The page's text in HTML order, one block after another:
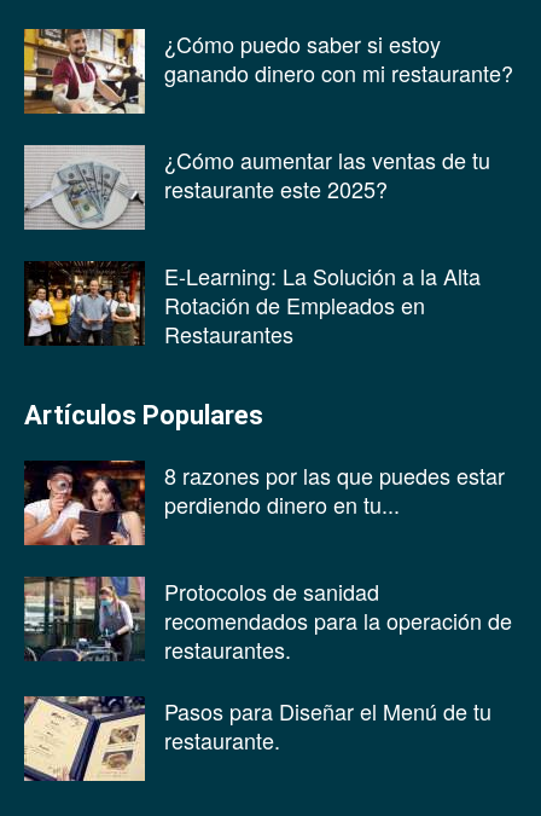
¿Cómo puedo saber si estoy
ganando dinero con mi restaurante?
¿Cómo aumentar las ventas de tu
restaurante este 2025?
E-Learning: La Solución a la Alta
Rotación de Empleados en
Restaurantes
Artículos Populares
8 razones por las que puedes estar
perdiendo dinero en tu...
Protocolos de sanidad
recomendados para la operación de
restaurantes.
Pasos para Diseñar el Menú de tu
restaurante.